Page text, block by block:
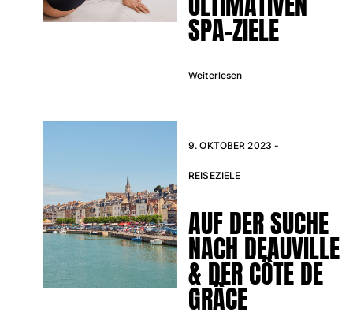
Bademode
Kleider und Röcke
Overall
Sweatshirts
T-shirts
SPA-ZIELE
Weiterlesen
9. OKTOBER 2023 -
REISEZIELE
AUF DER SUCHE
NACH DEAUVILLE
& DER CÔTE DE
GRÂCE